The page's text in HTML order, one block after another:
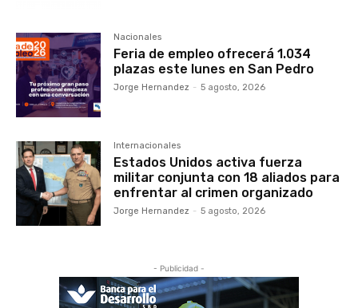
Nacionales
Feria de empleo ofrecerá 1.034
plazas este lunes en San Pedro
Jorge Hernandez - 5 agosto, 2026
Internacionales
Estados Unidos activa fuerza
militar conjunta con 18 aliados para
enfrentar al crimen organizado
Jorge Hernandez - 5 agosto, 2026
- Publicidad -